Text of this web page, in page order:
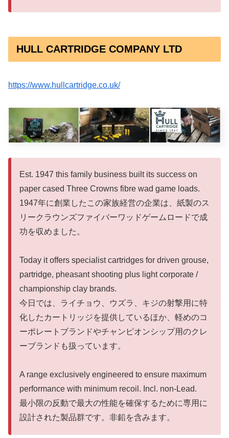
HULL CARTRIDGE COMPANY LTD
https://www.hullcartridge.co.uk/
Est. 1947 this family business built its success on
paper cased Three Crowns fibre wad game loads.
1947年に創業したこの家族経営の企業は、紙製のス
リークラウンズファイバーワッドゲームロードで成
功を収めました。
Today it offers specialist cartridges for driven grouse,
partridge, pheasant shooting plus light corporate /
championship clay brands.
今日では、ライチョウ、ウズラ、キジの射撃用に特
化したカートリッジを提供しているほか、軽めのコ
ーポレートブランドやチャンピオンシップ用のクレ
ーブランドも扱っています。
A range exclusively engineered to ensure maximum
performance with minimum recoil. Incl. non-Lead.
最小限の反動で最大の性能を確保するために専用に
設計された製品群です。非鉛を含みます。